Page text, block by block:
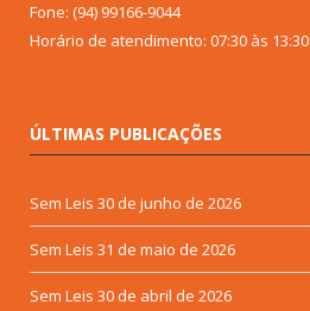
Fone: (94) 99166-9044
Horário de atendimento: 07:30 às 13:30
ÚLTIMAS PUBLICAÇÕES
Sem Leis 30 de junho de 2026
Sem Leis 31 de maio de 2026
Sem Leis 30 de abril de 2026